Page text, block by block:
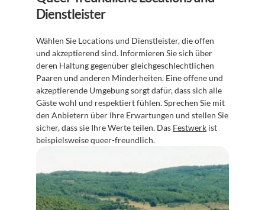
Dienstleister
Wählen Sie Locations und Dienstleister, die offen
und akzeptierend sind. Informieren Sie sich über
deren Haltung gegenüber gleichgeschlechtlichen
Paaren und anderen Minderheiten. Eine offene und
akzeptierende Umgebung sorgt dafür, dass sich alle
Gäste wohl und respektiert fühlen. Sprechen Sie mit
den Anbietern über Ihre Erwartungen und stellen Sie
sicher, dass sie Ihre Werte teilen. Das Festwerk ist
beispielsweise queer-freundlich.